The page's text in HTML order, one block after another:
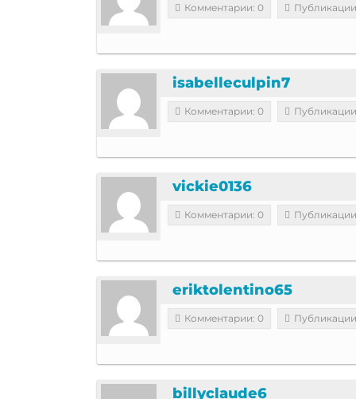
Комментарии: 0
isabelleculpin7
Комментарии: 0
vickie0136
Комментарии: 0
eriktolentino65
Комментарии: 0
billyclaude6